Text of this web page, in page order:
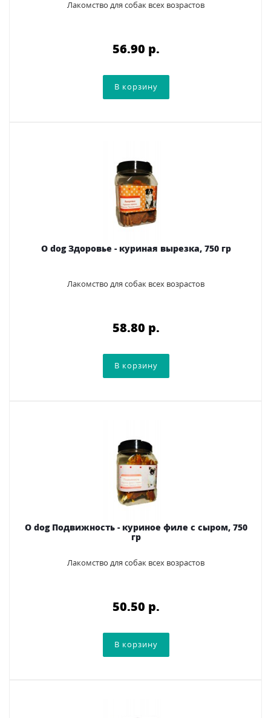
Лакомство для собак всех возрастов
56.90 p.
O dog Здоровье - куриная вырезка, 750 гр
Лакомство для собак всех возрастов
58.80 p.
O dog Подвижность - куриное филе с сыром, 750
гр
Лакомство для собак всех возрастов
50.50 p.